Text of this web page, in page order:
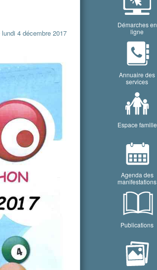
4 décembre 2017
Démarches en
ligne
Annuaire des
services
Espace famille
Agenda des
manifestations
Publications